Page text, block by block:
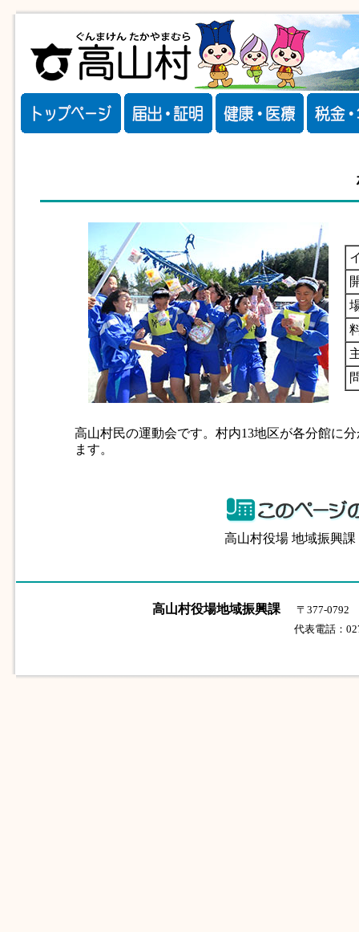
高山村民の運動会です。村内13地区が各分館に
ます。
高山村役場 地域振興
高山村役場地域振興課
〒377-0792
代表電話：